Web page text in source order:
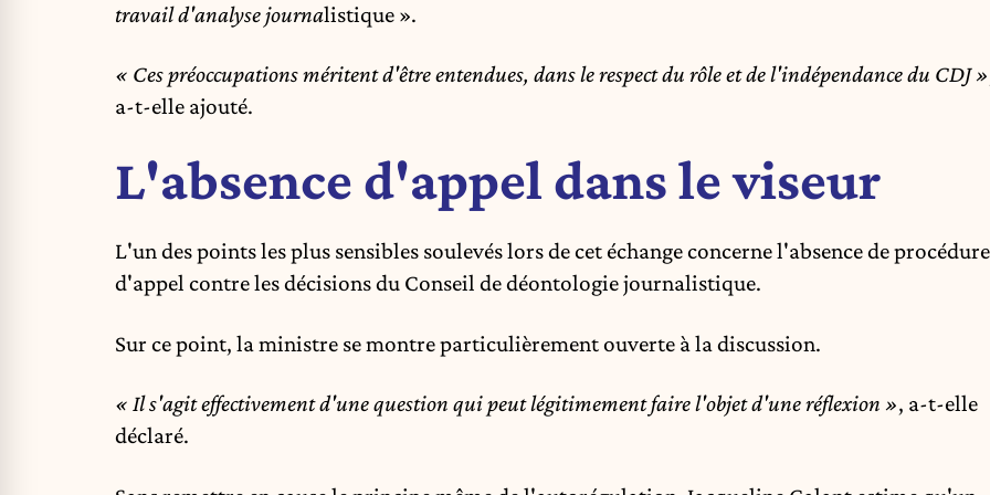
travail d'analyse journalistique ».
« Ces préoccupations méritent d'être entendues, dans le respect du rôle et de l'indépendance du CDJ »
a-t-elle ajouté.
L'absence d'appel dans le viseur
L'un des points les plus sensibles soulevés lors de cet échange concerne l'absence de procédure
d'appel contre les décisions du Conseil de déontologie journalistique.
Sur ce point, la ministre se montre particulièrement ouverte à la discussion.
« Il s'agit effectivement d'une question qui peut légitimement faire l'objet d'une réflexion », a-t-elle
déclaré.